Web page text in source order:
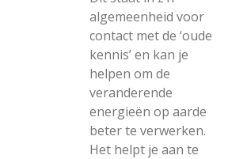
algemeenheid voor
contact met de ‘oude
kennis’ en kan je
helpen om de
veranderende
energieën op aarde
beter te verwerken.
Het helpt je aan te